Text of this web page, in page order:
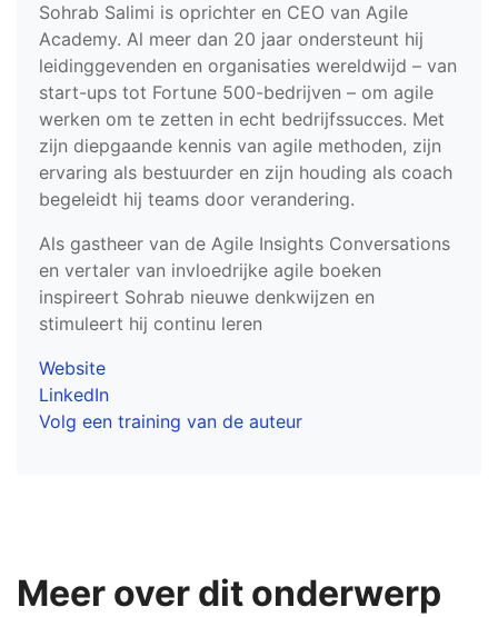
Sohrab Salimi is oprichter en CEO van Agile
Academy. Al meer dan 20 jaar ondersteunt hij
leidinggevenden en organisaties wereldwijd – van
start-ups tot Fortune 500-bedrijven – om agile
werken om te zetten in echt bedrijfssucces. Met
zijn diepgaande kennis van agile methoden, zijn
ervaring als bestuurder en zijn houding als coach
begeleidt hij teams door verandering.
Als gastheer van de Agile Insights Conversations
en vertaler van invloedrijke agile boeken
inspireert Sohrab nieuwe denkwijzen en
stimuleert hij continu leren
Website
LinkedIn
Volg een training van de auteur
Meer over dit onderwerp